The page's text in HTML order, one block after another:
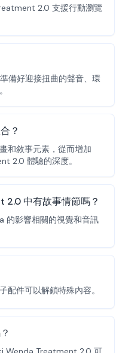
2.0 支援行動瀏覽
備好迎接扭曲的聲音、環
？
和敘事元素，從而增加
2.0 體驗的深度。
中有故事情節嗎？
的影響相關的視覺和音訊
配件可以解鎖特殊內容。